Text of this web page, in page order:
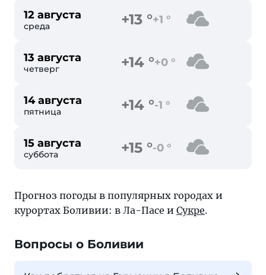
12 августа
среда +13 °+1 °
13 августа
четверг +14 °+0 °
14 августа
пятница +14 °-1 °
15 августа
суббота +15 °-0 °
Прогноз погоды в популярных городах и
курортах Боливии: в Ла-Пасе и Сукре.
Вопросы о Боливии